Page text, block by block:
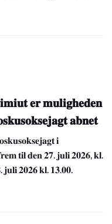
𝐞𝐫 𝐦𝐮𝐥𝐢𝐠𝐡𝐞𝐝𝐞𝐧
𝐚𝐛𝐧𝐞𝐭
𝐢
𝐭𝐢𝐥 𝐝𝐞𝐧 𝟐𝟕. 𝐣𝐮𝐥𝐢 𝟐𝟎𝟐𝟔, 𝐤𝐥.
𝟐𝟎𝟐𝟔 𝐤𝐥. 𝟏𝟑.𝟎𝟎.